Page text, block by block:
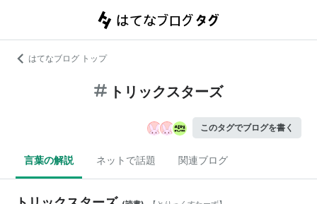
はてなブログ トップ
トリックスターズ
このタグでブログを書く
言葉の解説 ネットで話題 関連ブログ